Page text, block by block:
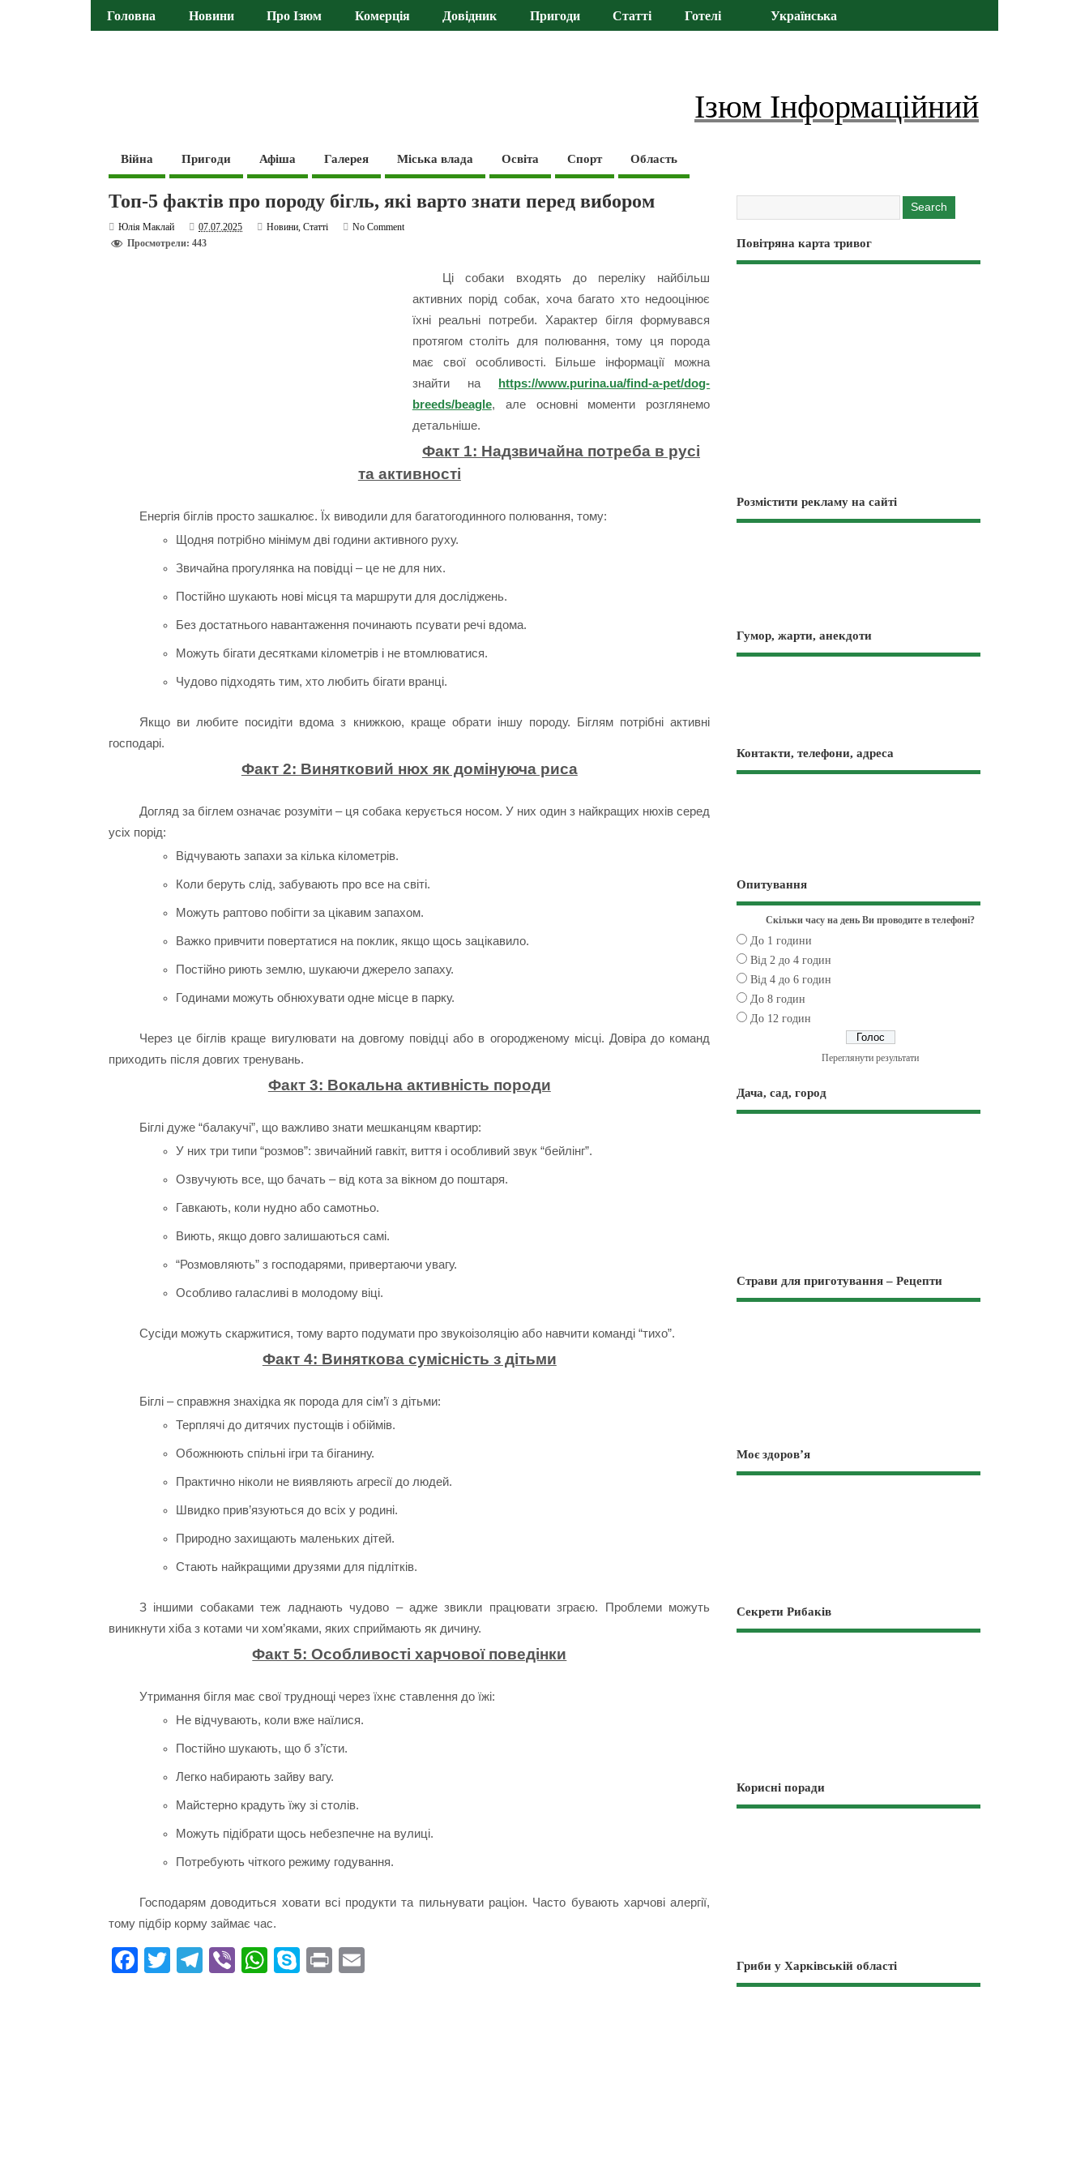
Головна Новини Про Ізюм Комерція Довідник Пригоди Статті Готелі Українська
Ізюм Інформаційний
Війна Пригоди Афіша Галерея Міська влада Освіта Спорт Область
Топ-5 фактів про породу бігль, які варто знати перед вибором
Юлія Маклай 07.07.2025 Новини,Статті
No Comment
Просмотрели: 443
Ці собаки входять до переліку найбільш
активних порід собак, хоча багато хто недооцінює
їхні реальні потреби. Характер бігля формувався
протягом століть для полювання, тому ця порода
має свої особливості. Більше інформації можна
знайти на https://www.purina.ua/find-a-pet/dog-
breeds/beagle, але основні моменти розглянемо
детальніше.
Факт 1: Надзвичайна потреба в русі
та активності
Енергія біглів просто зашкалює. Їх виводили для багатогодинного полювання, тому:
Щодня потрібно мінімум дві години активного руху.
Звичайна прогулянка на повідці – це не для них.
Постійно шукають нові місця та маршрути для досліджень.
Без достатнього навантаження починають псувати речі вдома.
Можуть бігати десятками кілометрів і не втомлюватися.
Чудово підходять тим, хто любить бігати вранці.
Якщо ви любите посидіти вдома з книжкою, краще обрати іншу породу. Біглям потрібні активні
господарі.
Факт 2: Винятковий нюх як домінуюча риса
Догляд за біглем означає розуміти – ця собака керується носом. У них один з найкращих нюхів серед
усіх порід:
Відчувають запахи за кілька кілометрів.
Коли беруть слід, забувають про все на світі.
Можуть раптово побігти за цікавим запахом.
Важко привчити повертатися на поклик, якщо щось зацікавило.
Постійно риють землю, шукаючи джерело запаху.
Годинами можуть обнюхувати одне місце в парку.
Через це біглів краще вигулювати на довгому повідці або в огородженому місці. Довіра до команд
приходить після довгих тренувань.
Факт 3: Вокальна активність породи
Біглі дуже “балакучі”, що важливо знати мешканцям квартир:
У них три типи “розмов”: звичайний гавкіт, виття і особливий звук “бейлінг”.
Озвучують все, що бачать – від кота за вікном до поштаря.
Гавкають, коли нудно або самотньо.
Виють, якщо довго залишаються самі.
“Розмовляють” з господарями, привертаючи увагу.
Особливо галасливі в молодому віці.
Сусіди можуть скаржитися, тому варто подумати про звукоізоляцію або навчити команді “тихо”.
Факт 4: Виняткова сумісність з дітьми
Біглі – справжня знахідка як порода для сім’ї з дітьми:
Терплячі до дитячих пустощів і обіймів.
Обожнюють спільні ігри та біганину.
Практично ніколи не виявляють агресії до людей.
Швидко прив’язуються до всіх у родині.
Природно захищають маленьких дітей.
Стають найкращими друзями для підлітків.
З іншими собаками теж ладнають чудово – адже звикли працювати зграєю. Проблеми можуть
виникнути хіба з котами чи хом’яками, яких сприймають як дичину.
Факт 5: Особливості харчової поведінки
Утримання бігля має свої труднощі через їхнє ставлення до їжі:
Не відчувають, коли вже наїлися.
Постійно шукають, що б з’їсти.
Легко набирають зайву вагу.
Майстерно крадуть їжу зі столів.
Можуть підібрати щось небезпечне на вулиці.
Потребують чіткого режиму годування.
Господарям доводиться ховати всі продукти та пильнувати раціон. Часто бувають харчові алергії,
тому підбір корму займає час.
Fa T
Te Vi
W
S
Pr
Повітряна карта тривог
Розмістити рекламу на сайті
Гумор, жарти, анекдоти
Контакти, телефони, адреса
Опитування
Скільки часу на день Ви проводите в телефоні?
До 1 години
Від 2 до 4 годин
Від 4 до 6 годин
До 8 годин
До 12 годин
Переглянути результати
Дача, сад, город
Страви для приготування – Рецепти
Моє здоров’я
Секрети Рибаків
Корисні поради
Гриби у Харківській області